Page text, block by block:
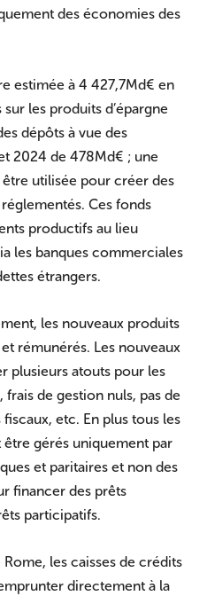
des économies des
estimée à 4 427,7Md€ en
les produits d’épargne
dépôts à vue des
2024 de 478Md€ ; une
utilisée pour créer des
Ces fonds
productifs au lieu
les banques commerciales
étrangers.
les nouveaux produits
rémunérés. Les nouveaux
plusieurs atouts pour les
de gestion nuls, pas de
etc. En plus tous les
gérés uniquement par
et paritaires et non des
financer des prêts
participatifs.
les caisses de crédits
directement à la